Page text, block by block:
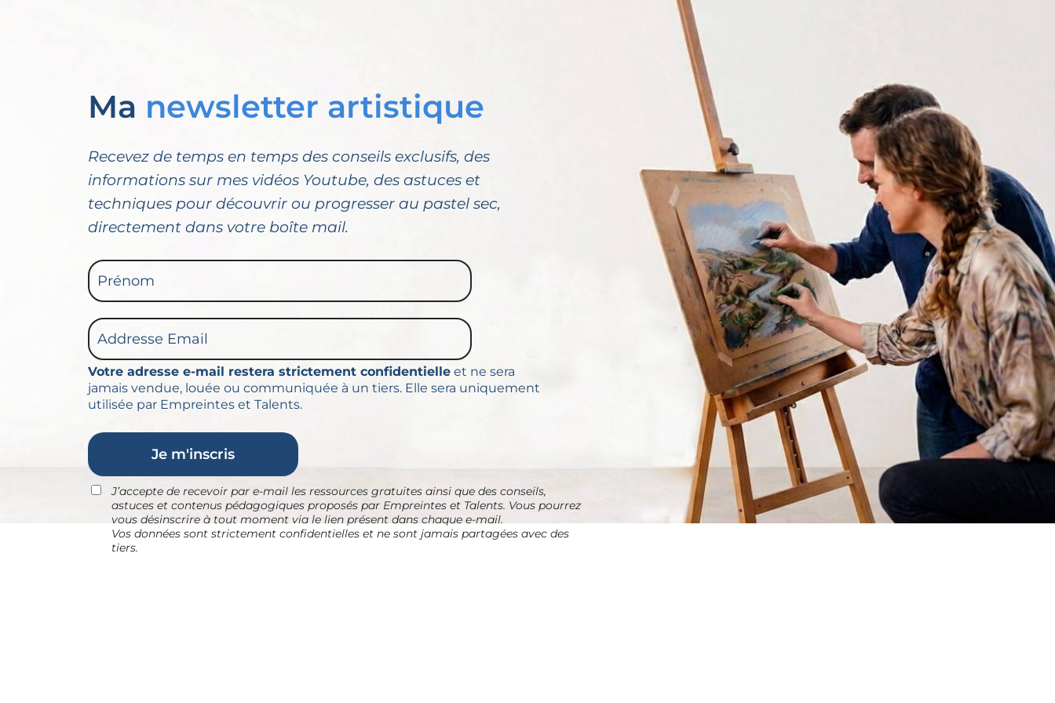
Ma newsletter artistique
Recevez de temps en temps des conseils exclusifs, des
informations sur mes vidéos Youtube, des astuces et
techniques pour découvrir ou progresser au pastel sec,
directement dans votre boîte mail.
Votre adresse e-mail restera strictement confidentielle et ne sera
jamais vendue, louée ou communiquée à un tiers. Elle sera uniquement
utilisée par Empreintes et Talents.
Je m'inscris
J’accepte de recevoir par e-mail les ressources gratuites ainsi que des conseils,
astuces et contenus pédagogiques proposés par Empreintes et Talents. Vous pourrez
vous désinscrire à tout moment via le lien présent dans chaque e-mail.
Vos données sont strictement confidentielles et ne sont jamais partagées avec des
tiers.